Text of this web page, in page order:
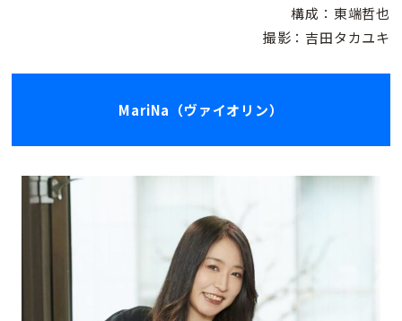
構成：東端哲也
撮影：吉田タカユキ
MariNa（ヴァイオリン）